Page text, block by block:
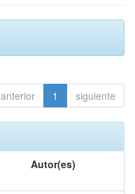
anterior 1 siguiente
Autor(es)